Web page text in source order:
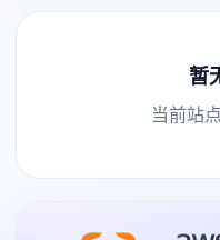
暂
当前站